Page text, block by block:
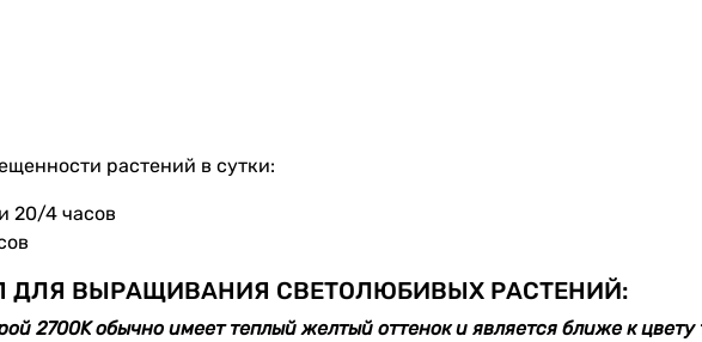
растений в сутки:
20/4 часов
ДЛЯ ВЫРАЩИВАНИЯ СВЕТОЛЮБИВЫХ РАСТЕНИЙ:
2700K обычно имеет теплый желтый оттенок и является ближе к